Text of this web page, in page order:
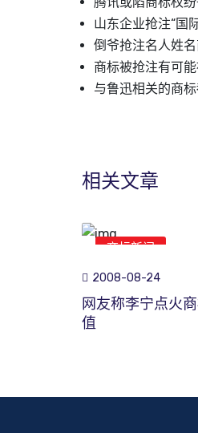
山东企业抢注“国
倒爷抢注名人姓名
商标被抢注有可
与鲁迅相关的商
相关文章
商标新闻
2008-08-24
网友称李宁点火
值